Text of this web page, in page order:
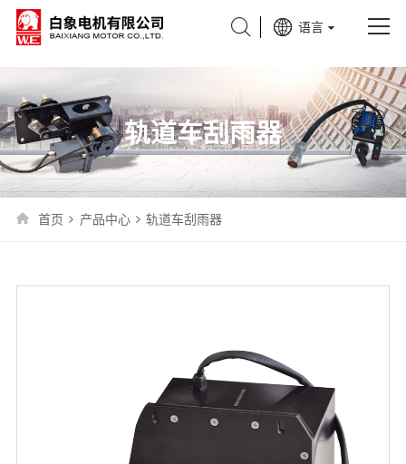
语言
产品中心
新闻中心
应用领域
{pboot:sort scode=54}
轨道车刮雨器
首页 产品中心 轨道车刮雨器